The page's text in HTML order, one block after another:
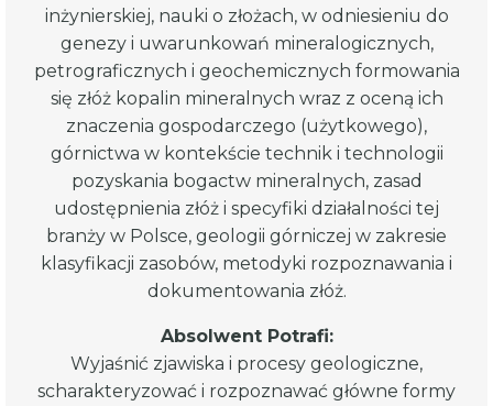
inżynierskiej, nauki o złożach, w odniesieniu do
genezy i uwarunkowań mineralogicznych,
petrograficznych i geochemicznych formowania
się złóż kopalin mineralnych wraz z oceną ich
znaczenia gospodarczego (użytkowego),
górnictwa w kontekście technik i technologii
pozyskania bogactw mineralnych, zasad
udostępnienia złóż i specyfiki działalności tej
branży w Polsce, geologii górniczej w zakresie
klasyfikacji zasobów, metodyki rozpoznawania i
dokumentowania złóż.
Absolwent Potrafi:
Wyjaśnić zjawiska i procesy geologiczne,
scharakteryzować i rozpoznawać główne formy